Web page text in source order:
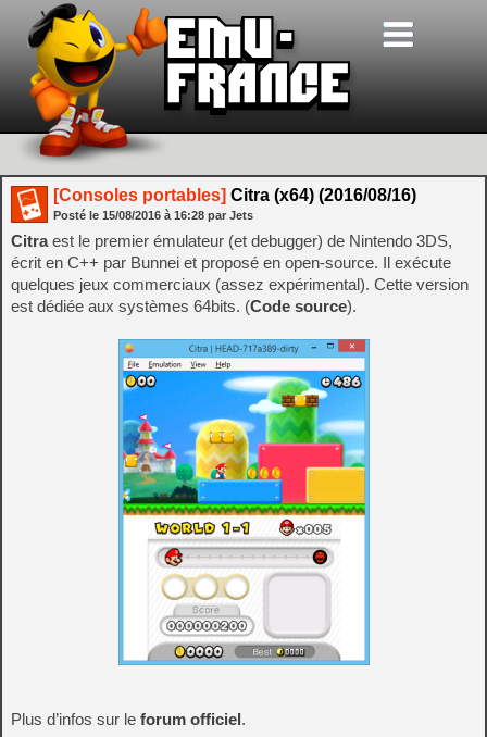
[Consoles portables] Citra (x64) (2016/08/16)
Posté le 15/08/2016 à 16:28 par Jets
Citraest le premier émulateur (et debugger) de Nintendo 3DS,
écrit en C++ par Bunnei et proposé en open-source. Il exécute
quelques jeux commerciaux (assez expérimental). Cette version
est dédiée aux systèmes 64bits. (Code source).
Plus d’infos sur le forum officiel.